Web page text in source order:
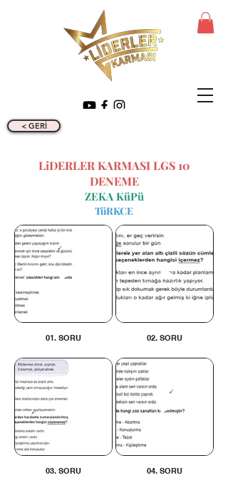
< GERİ
LiDERLER KARMASI LGS 10
DENEME
ZEKA KüPü
TüRKCE
01. SORU 02. SORU
03. SORU 04. SORU